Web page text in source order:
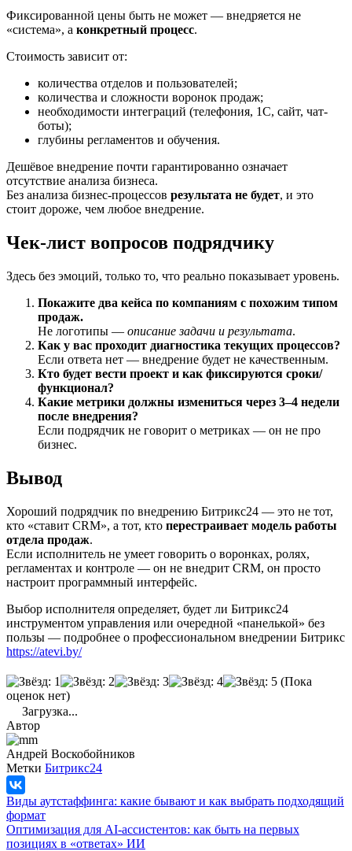
Фиксированной цены быть не может — внедряется не
«система», а конкретный процесс.
Стоимость зависит от:
количества отделов и пользователей;
количества и сложности воронок продаж;
необходимости интеграций (телефония, 1С, сайт, чат-
боты);
глубины регламентов и обучения.
Дешёвое внедрение почти гарантированно означает
отсутствие анализа бизнеса.
Без анализа бизнес-процессов результата не будет, и это
стоит дороже, чем любое внедрение.
Чек-лист вопросов подрядчику
Здесь без эмоций, только то, что реально показывает уровень.
Покажите два кейса по компаниям с похожим типом
продаж.
Не логотипы — описание задачи и результата.
Как у вас проходит диагностика текущих процессов?
Если ответа нет — внедрение будет не качественным.
Кто будет вести проект и как фиксируются сроки/
функционал?
Какие метрики должны измениться через 3–4 недели
после внедрения?
Если подрядчик не говорит о метриках — он не про
бизнес.
Вывод
Хороший подрядчик по внедрению Битрикс24 — это не тот,
кто «ставит CRM», а тот, кто перестраивает модель работы
отдела продаж.
Если исполнитель не умеет говорить о воронках, ролях,
регламентах и контроле — он не внедрит CRM, он просто
настроит программный интерфейс.
Выбор исполнителя определяет, будет ли Битрикс24
инструментом управления или очередной «панелькой» без
пользы — подробнее о профессиональном внедрении Битрикс
https://atevi.by/
(Пока
оценок нет)
Загрузка...
Автор
Андрей Воскобойников
Метки Битрикс24
Виды аутстаффинга: какие бывают и как выбрать подходящий
формат
Оптимизация для AI-ассистентов: как быть на первых
позициях в «ответах» ИИ